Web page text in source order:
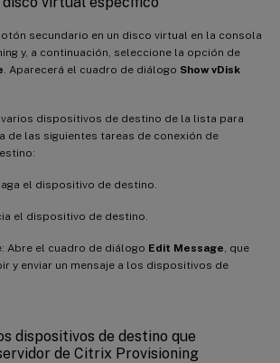
secundario en un disco virtual en la consola
y, a continuación, seleccione la opción de
. Aparecerá el cuadro de diálogo Show vDisk
dispositivos de destino de la lista para
de las siguientes tareas de conexión de
el dispositivo de destino.
el dispositivo de destino.
Abre el cuadro de diálogo Edit Message , que
y enviar un mensaje a los dispositivos de
dispositivos de destino que
de Citrix Provisioning